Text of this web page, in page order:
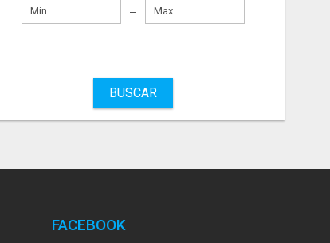
BUSCAR
FACEBOOK